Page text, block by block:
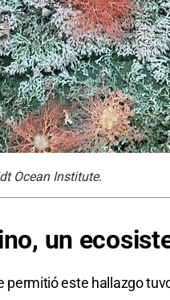
Ocean Institute.
un
permitió este hallazgo